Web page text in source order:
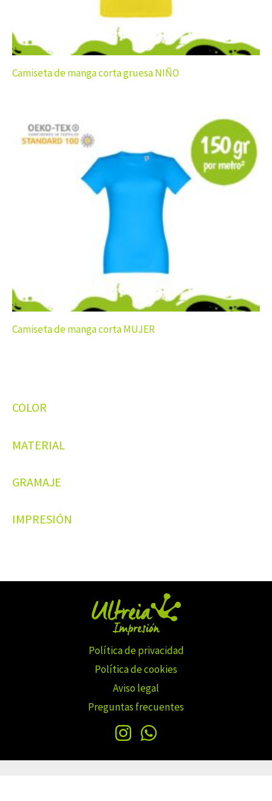
COLOR
MATERIAL
GRAMAJE
IMPRESIÓN
Camiseta de manga corta gruesa NIÑO
Camiseta de manga corta MUJER
Política de privacidad
Política de cookies
Aviso legal
Preguntas frecuentes